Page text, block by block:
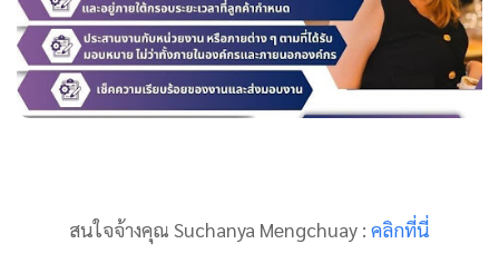
สนใจจ้างคุณ Suchanya Mengchuay : คลิกที่นี่